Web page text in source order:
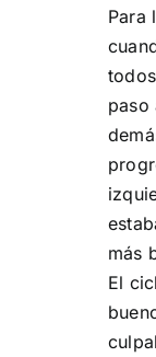
Para
paso
más
El